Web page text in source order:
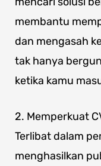
membantu
dan mengasah
tak hanya
ketika kamu
2. Memperkuat
Terlibat dalam
menghasilkan